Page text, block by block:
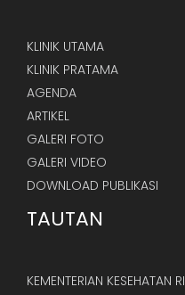
KLINIK UTAMA
KLINIK PRATAMA
AGENDA
ARTIKEL
GALERI FOTO
GALERI VIDEO
DOWNLOAD PUBLIKASI
TAUTAN
KEMENTERIAN KESEHATAN RI